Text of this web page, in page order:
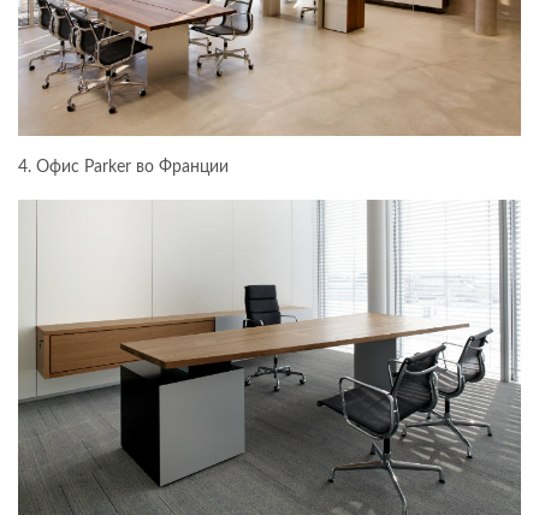
4. Офис Parker во Франции